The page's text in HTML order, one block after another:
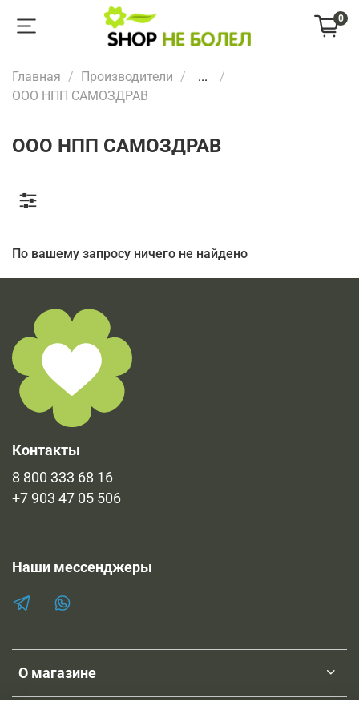
0
Главная Производители
...
ООО НПП САМОЗДРАВ
ООО НПП САМОЗДРАВ
По вашему запросу ничего не найдено
О магазине
Контакты
8 800 333 68 16
+7 903 47 05 506
Наши мессенджеры